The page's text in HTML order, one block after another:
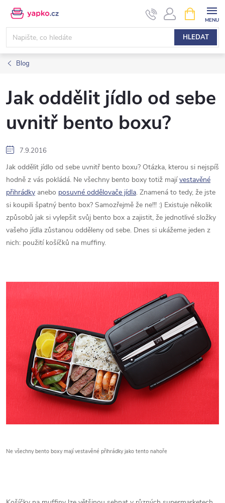
Přejít
obsah
HLEDAT
NÁKUPNÍ
KOŠÍK
Blog
Jak oddělit jídlo od sebe
uvnitř bento boxu?
7.9.2016
Jak oddělit jídlo od sebe uvnitř bento boxu? Otázka, kterou si nejspíš
hodně z vás pokládá. Ne všechny bento boxy totiž majívestavěné
přihrádky anebo posuvné oddělovače jídla. Znamená to tedy, že jste
si koupili špatný bento box? Samozřejmě že ne!!! :) Existuje několik
způsobů jak si vylepšit svůj bento box a zajistit, že jednotlivé složky
vašeho jídla zůstanou odděleny od sebe. Dnes si ukážeme jeden z
nich: použití košíčků na muffiny.
Ne všechny bento boxy mají vestavěné přihrádky jako tento nahoře